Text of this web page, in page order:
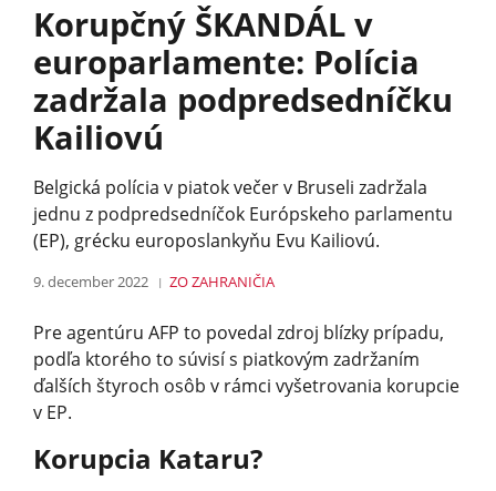
Korupčný ŠKANDÁL v
europarlamente: Polícia
zadržala podpredsedníčku
Kailiovú
Belgická polícia v piatok večer v Bruseli zadržala
jednu z podpredsedníčok Európskeho parlamentu
(EP), grécku europoslankyňu Evu Kailiovú.
9. december 2022 ZO ZAHRANIČIA
Pre agentúru AFP to povedal zdroj blízky prípadu,
podľa ktorého to súvisí s piatkovým zadržaním
ďalších štyroch osôb v rámci vyšetrovania korupcie
v EP.
Korupcia Kataru?